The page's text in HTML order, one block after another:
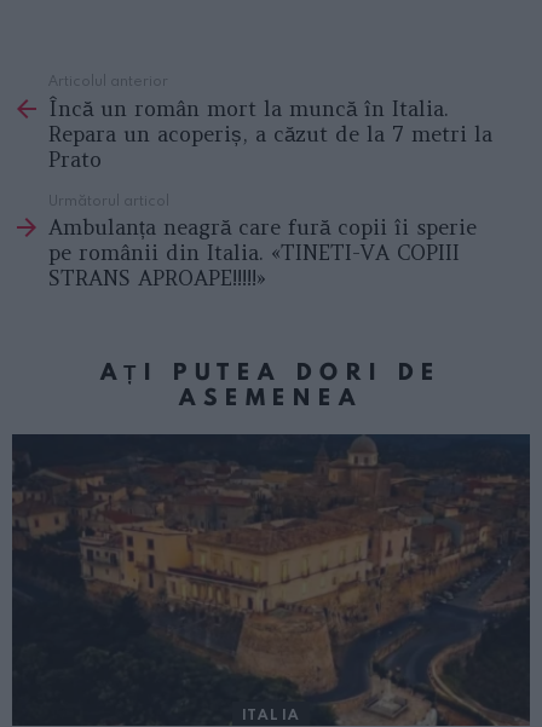
more
Articolul anterior
Încă un român mort la muncă în Italia.
Repara un acoperiș, a căzut de la 7 metri la
Prato
Următorul articol
Ambulanța neagră care fură copii îi sperie
pe românii din Italia. «TINETI-VA COPIII
STRANS APROAPE!!!!!»
AȚI PUTEA DORI DE
ASEMENEA
ITALIA